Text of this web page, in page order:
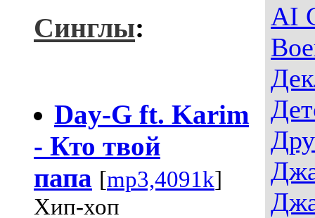
AI
Синглы:
Day-G ft. Karim
- Кто твой
папа [mp3,4091k]
Хип-хоп